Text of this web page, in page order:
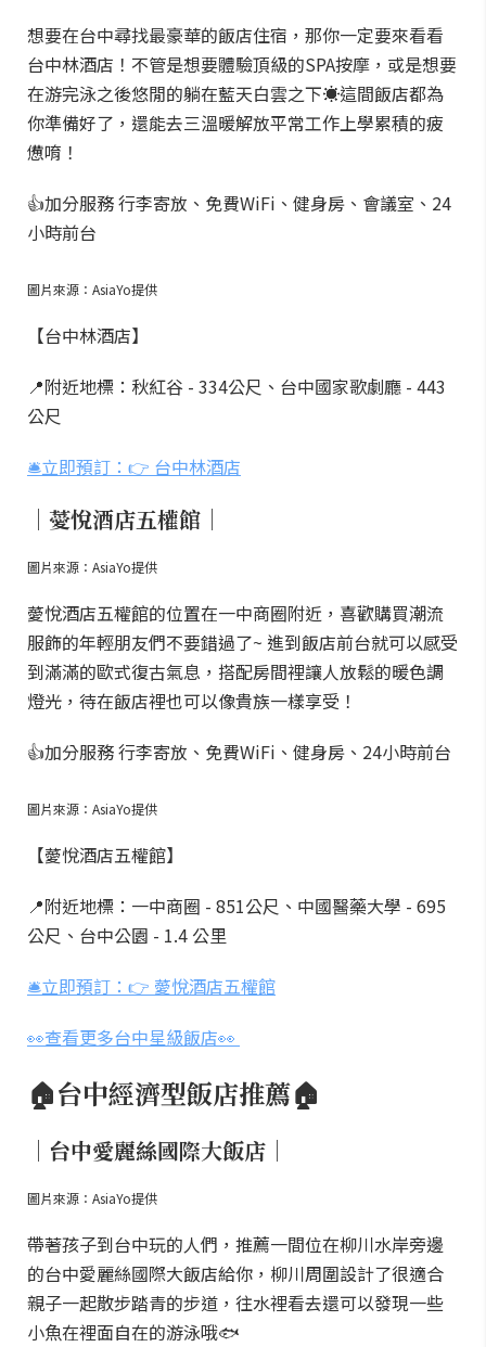
想要在台中尋找最豪華的飯店住宿，那你一定要來看看
台中林酒店！不管是想要體驗頂級的SPA按摩，或是想要
在游完泳之後悠閒的躺在藍天白雲之下☀️這間飯店都為
你準備好了，還能去三溫暖解放平常工作上學累積的疲
憊唷！
👍加分服務 行李寄放、免費WiFi、健身房、會議室、24
小時前台
圖片來源：AsiaYo提供
【台中林酒店】
📍附近地標：秋紅谷 - 334公尺、台中國家歌劇廳 - 443
公尺
🛎️立即預訂：👉 台中林酒店
｜薆悅酒店五權館｜
圖片來源：AsiaYo提供
薆悅酒店五權館的位置在一中商圈附近，喜歡購買潮流
服飾的年輕朋友們不要錯過了~ 進到飯店前台就可以感受
到滿滿的歐式復古氣息，搭配房間裡讓人放鬆的暖色調
燈光，待在飯店裡也可以像貴族一樣享受！
👍加分服務 行李寄放、免費WiFi、健身房、24小時前台
圖片來源：AsiaYo提供
【薆悅酒店五權館】
📍附近地標：一中商圈 - 851公尺、中國醫藥大學 - 695
公尺、台中公園 - 1.4 公里
🛎️立即預訂：👉 薆悅酒店五權館
👀查看更多台中星級飯店👀
🏠台中經濟型飯店推薦🏠
｜台中愛麗絲國際大飯店｜
圖片來源：AsiaYo提供
帶著孩子到台中玩的人們，推薦一間位在柳川水岸旁邊
的台中愛麗絲國際大飯店給你，柳川周圍設計了很適合
親子一起散步踏青的步道，往水裡看去還可以發現一些
小魚在裡面自在的游泳哦🐟